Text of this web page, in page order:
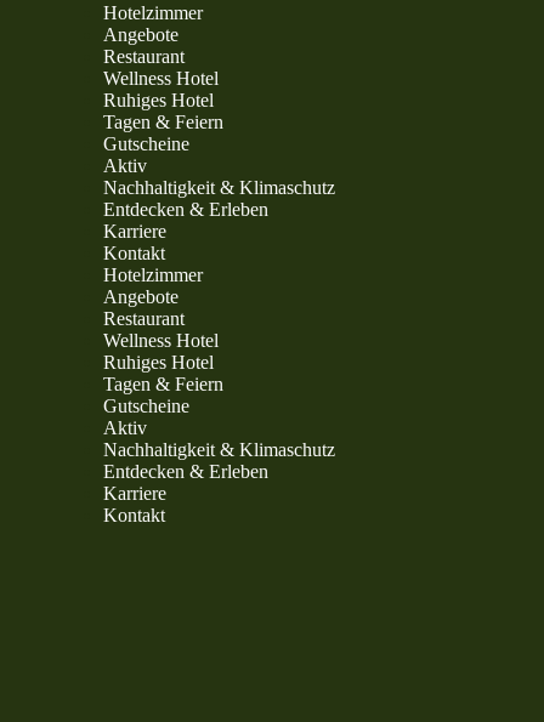
Hotelzimmer
Angebote
Restaurant
Wellness Hotel
Ruhiges Hotel
Tagen & Feiern
Gutscheine
Aktiv
Nachhaltigkeit & Klimaschutz
Entdecken & Erleben
Karriere
Kontakt
Hotelzimmer
Angebote
Restaurant
Wellness Hotel
Ruhiges Hotel
Tagen & Feiern
Gutscheine
Aktiv
Nachhaltigkeit & Klimaschutz
Entdecken & Erleben
Karriere
Kontakt